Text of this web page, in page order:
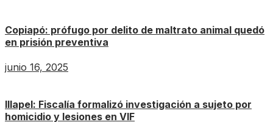
Copiapó: prófugo por delito de maltrato animal quedó
en prisión preventiva
junio 16, 2025
Illapel: Fiscalía formalizó investigación a sujeto por
homicidio y lesiones en VIF